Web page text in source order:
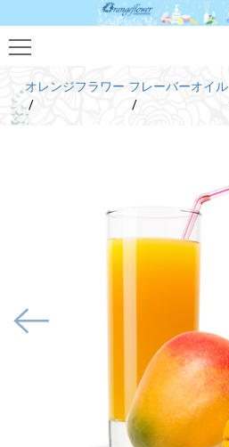
オレンジフラワー フレーバーオイル